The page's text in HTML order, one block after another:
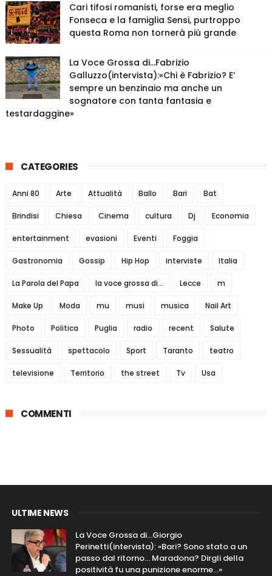
Cari tifosi romanisti, forse era meglio
Fonseca e la famiglia Sensi, purtroppo
questa Roma non tornerà più grande
La Voce Grossa di…Fabrizio
Galluzzo(intervista):«Chi è Fabrizio? E’
sempre un benzinaio ma anche un
sognatore con tanta fantasia e
testardaggine»
CATEGORIES
Anni 80 Arte Attualità Ballo Bari Bat
Brindisi Chiesa Cinema cultura Dj Economia
entertainment evasioni Eventi Foggia
Gastronomia Gossip Hip Hop interviste Italia
La Parola del Papa la voce grossa di... Lecce m
Make Up Moda mu musi musica Nail Art
Photo Politica Puglia radio recent Salute
Sessualità spettacolo Sport Taranto teatro
televisione Territorio the street Tv Usa
COMMENTI
ULTIME NEWS
La Voce Grossa di…Giorgio
Perinetti(intervista): «Bari? Sono stato a un
passo dal ritorno... Maradona? Dirgli della
positività fu una punizione enorme…»